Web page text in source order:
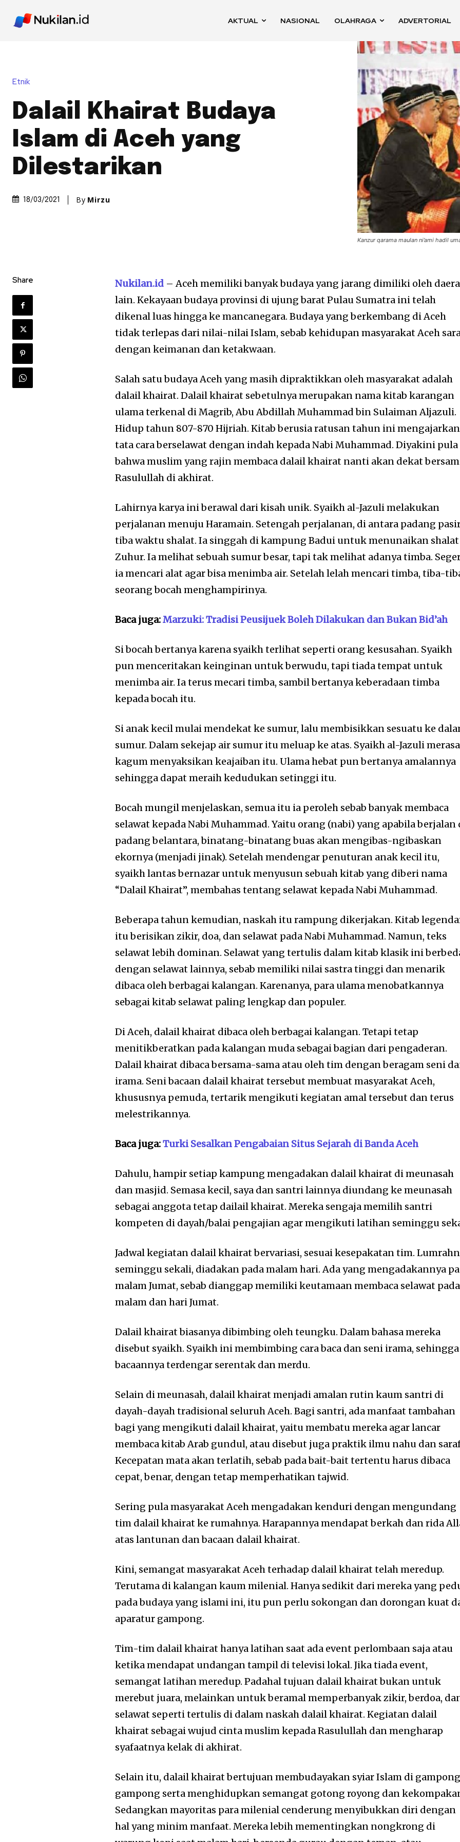
AKTUAL NASIONAL OLAHRAGA ADVERTORIAL
Etnik
Dalail Khairat Budaya
Islam di Aceh yang
Dilestarikan
18/03/2021 By Mirzu
Kanzur qarama maulan ni’ami hadil
Share Nukilan.id – Aceh memiliki banyak budaya yang jarang dimiliki oleh
lain. Kekayaan budaya provinsi di ujung barat Pulau Sumatra ini telah
dikenal luas hingga ke mancanegara. Budaya yang berkembang di Aceh
tidak terlepas dari nilai-nilai Islam, sebab kehidupan masyarakat Aceh
dengan keimanan dan ketakwaan.
Salah satu budaya Aceh yang masih dipraktikkan oleh masyarakat adalah
dalail khairat. Dalail khairat sebetulnya merupakan nama kitab karangan
ulama terkenal di Magrib, Abu Abdillah Muhammad bin Sulaiman Aljazuli.
Hidup tahun 807-870 Hijriah. Kitab berusia ratusan tahun ini mengajarkan
tata cara berselawat dengan indah kepada Nabi Muhammad. Diyakini pula
bahwa muslim yang rajin membaca dalail khairat nanti akan dekat
Rasulullah di akhirat.
Lahirnya karya ini berawal dari kisah unik. Syaikh al-Jazuli melakukan
perjalanan menuju Haramain. Setengah perjalanan, di antara padang
tiba waktu shalat. Ia singgah di kampung Badui untuk menunaikan shalat
Zuhur. Ia melihat sebuah sumur besar, tapi tak melihat adanya timba.
ia mencari alat agar bisa menimba air. Setelah lelah mencari timba, tiba-
seorang bocah menghampirinya.
Baca juga:Marzuki: Tradisi Peusijuek Boleh Dilakukan dan Bukan Bid’ah
Si bocah bertanya karena syaikh terlihat seperti orang kesusahan. Syaikh
pun menceritakan keinginan untuk berwudu, tapi tiada tempat untuk
menimba air. Ia terus mecari timba, sambil bertanya keberadaan timba
kepada bocah itu.
Si anak kecil mulai mendekat ke sumur, lalu membisikkan sesuatu ke
sumur. Dalam sekejap air sumur itu meluap ke atas. Syaikh al-Jazuli merasa
kagum menyaksikan keajaiban itu. Ulama hebat pun bertanya amalannya
sehingga dapat meraih kedudukan setinggi itu.
Bocah mungil menjelaskan, semua itu ia peroleh sebab banyak membaca
selawat kepada Nabi Muhammad. Yaitu orang (nabi) yang apabila berjalan
padang belantara, binatang-binatang buas akan mengibas-ngibaskan
ekornya (menjadi jinak). Setelah mendengar penuturan anak kecil itu,
syaikh lantas bernazar untuk menyusun sebuah kitab yang diberi nama
“Dalail Khairat”, membahas tentang selawat kepada Nabi Muhammad.
Beberapa tahun kemudian, naskah itu rampung dikerjakan. Kitab
itu berisikan zikir, doa, dan selawat pada Nabi Muhammad. Namun, teks
selawat lebih dominan. Selawat yang tertulis dalam kitab klasik ini
dengan selawat lainnya, sebab memiliki nilai sastra tinggi dan menarik
dibaca oleh berbagai kalangan. Karenanya, para ulama menobatkannya
sebagai kitab selawat paling lengkap dan populer.
Di Aceh, dalail khairat dibaca oleh berbagai kalangan. Tetapi tetap
menitikberatkan pada kalangan muda sebagai bagian dari pengaderan.
Dalail khairat dibaca bersama-sama atau oleh tim dengan beragam seni
irama. Seni bacaan dalail khairat tersebut membuat masyarakat Aceh,
khususnya pemuda, tertarik mengikuti kegiatan amal tersebut dan terus
melestrikannya.
Baca juga:Turki Sesalkan Pengabaian Situs Sejarah di Banda Aceh
Dahulu, hampir setiap kampung mengadakan dalail khairat di meunasah
dan masjid. Semasa kecil, saya dan santri lainnya diundang ke meunasah
sebagai anggota tetap dailail khairat. Mereka sengaja memilih santri
kompeten di dayah/balai pengajian agar mengikuti latihan seminggu
Jadwal kegiatan dalail khairat bervariasi, sesuai kesepakatan tim.
seminggu sekali, diadakan pada malam hari. Ada yang mengadakannya
malam Jumat, sebab dianggap memiliki keutamaan membaca selawat pada
malam dan hari Jumat.
Dalail khairat biasanya dibimbing oleh teungku. Dalam bahasa mereka
disebut syaikh. Syaikh ini membimbing cara baca dan seni irama, sehingga
bacaannya terdengar serentak dan merdu.
Selain di meunasah, dalail khairat menjadi amalan rutin kaum santri di
dayah-dayah tradisional seluruh Aceh. Bagi santri, ada manfaat tambahan
bagi yang mengikuti dalail khairat, yaitu membatu mereka agar lancar
membaca kitab Arab gundul, atau disebut juga praktik ilmu nahu dan
Kecepatan mata akan terlatih, sebab pada bait-bait tertentu harus dibaca
cepat, benar, dengan tetap memperhatikan tajwid.
Sering pula masyarakat Aceh mengadakan kenduri dengan mengundang
tim dalail khairat ke rumahnya. Harapannya mendapat berkah dan rida
atas lantunan dan bacaan dalail khairat.
Kini, semangat masyarakat Aceh terhadap dalail khairat telah meredup.
Terutama di kalangan kaum milenial. Hanya sedikit dari mereka yang
pada budaya yang islami ini, itu pun perlu sokongan dan dorongan kuat
aparatur gampong.
Tim-tim dalail khairat hanya latihan saat ada event perlombaan saja atau
ketika mendapat undangan tampil di televisi lokal. Jika tiada event,
semangat latihan meredup. Padahal tujuan dalail khairat bukan untuk
merebut juara, melainkan untuk beramal memperbanyak zikir, berdoa,
selawat seperti tertulis di dalam naskah dalail khairat. Kegiatan dalail
khairat sebagai wujud cinta muslim kepada Rasulullah dan mengharap
syafaatnya kelak di akhirat.
Selain itu, dalail khairat bertujuan membudayakan syiar Islam di
gampong serta menghidupkan semangat gotong royong dan
Sedangkan mayoritas para milenial cenderung menyibukkan diri dengan
hal yang minim manfaat. Mereka lebih mementingkan nongkrong di